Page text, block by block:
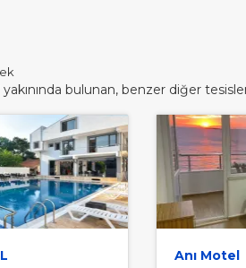
yakınında bulunan, benzer diğer
Anı Motel